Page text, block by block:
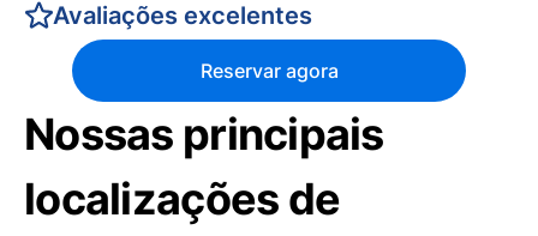
Avaliações excelentes
Reservar agora
Nossas principais
localizações de